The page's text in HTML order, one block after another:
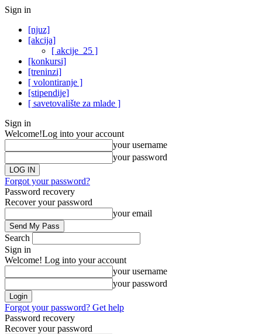
Sign in
[njuz]
[akcija]
[ akcije_25 ]
[konkursi]
[treninzi]
[ volontiranje ]
[stipendije]
[ savetovalište za mlade ]
Sign in
Welcome!Log into your account
your username
your password
Forgot your password?
Password recovery
Recover your password
your email
Search
Sign in
Welcome! Log into your account
your username
your password
Forgot your password? Get help
Password recovery
Recover your password